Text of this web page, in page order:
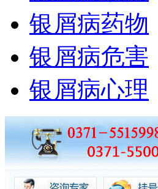
银屑病药物
银屑病危害
银屑病心理